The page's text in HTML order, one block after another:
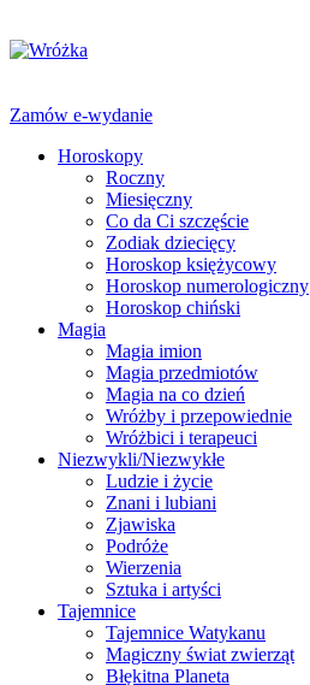
Zamów e-wydanie
Horoskopy
Roczny
Miesięczny
Co da Ci szczęście
Zodiak dziecięcy
Horoskop księżycowy
Horoskop numerologiczny
Horoskop chiński
Magia
Magia imion
Magia przedmiotów
Magia na co dzień
Wróżby i przepowiednie
Wróżbici i terapeuci
Niezwykli/Niezwykłe
Ludzie i życie
Znani i lubiani
Zjawiska
Podróże
Wierzenia
Sztuka i artyści
Tajemnice
Tajemnice Watykanu
Magiczny świat zwierząt
Błękitna Planeta